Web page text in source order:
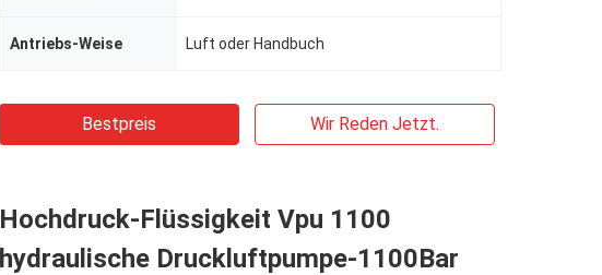
Antriebs-Weise Luft oder Handbuch
Bestpreis Wir Reden Jetzt.
Hochdruck-Flüssigkeit Vpu 1100
hydraulische Druckluftpumpe-1100Bar